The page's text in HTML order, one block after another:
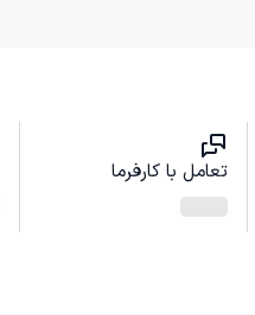
تعامل با کارفرما